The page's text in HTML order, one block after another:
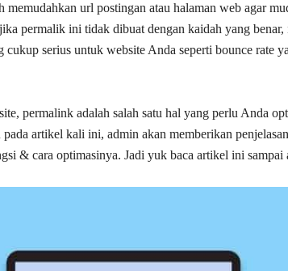
memudahkan url postingan atau halaman web agar
permalik ini tidak dibuat dengan kaidah yang benar,
cukup serius untuk website Anda seperti bounce rate
permalink adalah salah satu hal yang perlu Anda
artikel kali ini, admin akan memberikan
& cara optimasinya. Jadi yuk baca artikel ini